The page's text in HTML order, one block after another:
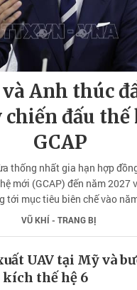
Anh thúc
chiến đấu thế
GCAP
thống nhất gia hạn hợp
mới (GCAP) đến năm 2027
tới mục tiêu biên chế vào
VŨ KHÍ - TRANG BỊ
UAV tại Mỹ và
kích thế hệ 6